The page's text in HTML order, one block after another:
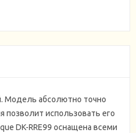
Модель абсолютно точно
использовать его
DK-RRE99 оснащена всеми